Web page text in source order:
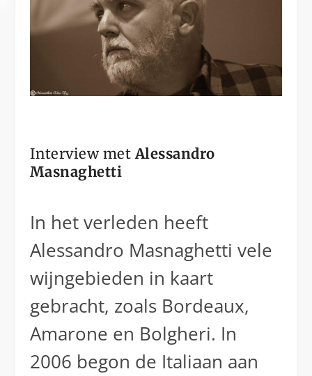
Interview metAlessandro
Masnaghetti
In het verleden heeft
Alessandro Masnaghetti vele
wijngebieden in kaart
gebracht, zoals Bordeaux,
Amarone en Bolgheri. In
2006 begon de Italiaan aan